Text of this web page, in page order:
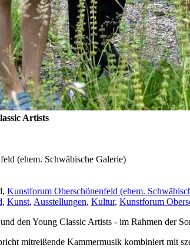
Artists
(ehem. Schwäbische Galerie)
Kunstforum Oberschönenfeld (ehem.
, Kunst, Ausstellungen, Kultur, Kunstforum
den Young Classic Artists - im Rahmen der
mitreißende Kammermusik kombiniert mit